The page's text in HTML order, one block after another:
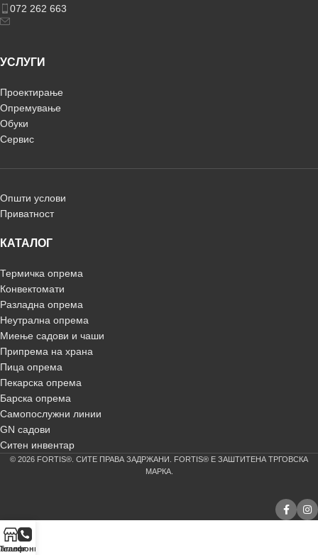
072 262 663
УСЛУГИ
Проектирање
Опремување
Обуки
Сервис
Општи услови
Приватност
КАТАЛОГ
Термичка опрема
Конвектомати
Разладна опрема
Неутрална опрема
Миење садови и чаши
Припрема на храна
Пица опрема
Пекарска опрема
Барска опрема
Самопослужни линии
GN садови
Ситен инвентар
© 2026 FORTIS®. СИТЕ ПРАВА ЗАДРЖАНИ. FORTIS® Е ЗАШТИТЕНА ТРГОВСКА
МАРКА.